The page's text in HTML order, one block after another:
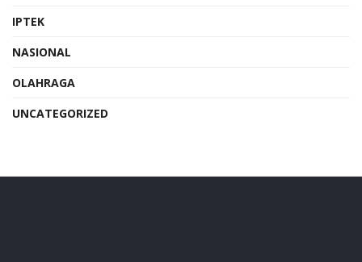
IPTEK
NASIONAL
OLAHRAGA
UNCATEGORIZED